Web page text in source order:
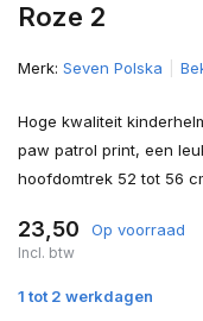
Roze 2
Merk: Seven Polska
Hoge kwaliteit
paw patrol print, een
hoofdomtrek 52 tot 56
23,50 Op voorraad
Incl. btw
1 tot 2 werkdagen